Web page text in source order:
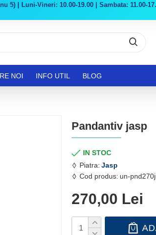
5) | Luni-Vineri: 10.00-19.00 | Sambata: 11.00-
NOI INFO UTIL BLOG
Pandantiv jasp
IN STOC
Piatra: Jasp
Cod produs: un-
270,00 Lei